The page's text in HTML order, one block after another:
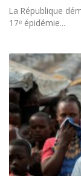
La République
17ᵉ épidémie...